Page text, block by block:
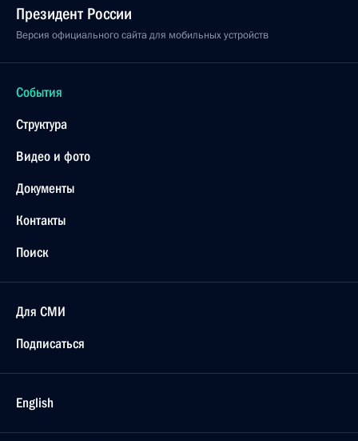
Президент России
Версия официального сайта для мобильных устройств
События
Структура
Видео и фото
Документы
Контакты
Поиск
Для СМИ
Подписаться
English